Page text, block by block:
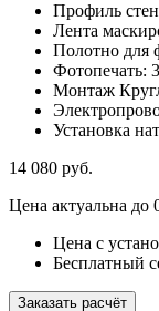
Профиль
Лента
Полотно для
Фотопечать:
Монтаж
Установка
14 080 руб.
Цена актуальна до
Цена с
Бесплатный
Заказать расчёт